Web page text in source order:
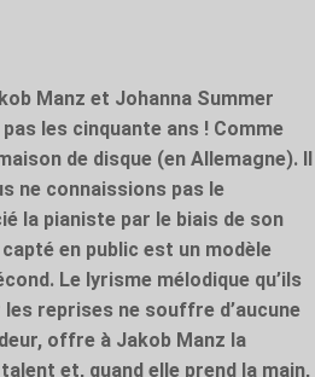
Manz et Johanna Summer
les cinquante ans ! Comme
de disque (en Allemagne). Il
ne connaissions pas le
la pianiste par le biais de son
en public est un modèle
Le lyrisme mélodique qu’ils
reprises ne souffre d’aucune
offre à Jakob Manz la
et, quand elle prend la main,